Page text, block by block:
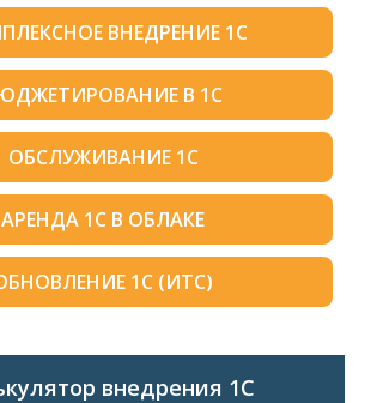
ВНЕДРЕНИЕ 1С
В 1С
ОБСЛУЖИВАНИЕ 1С
АРЕНДА 1С В ОБЛАКЕ
1С (ИТС)
внедрения 1C